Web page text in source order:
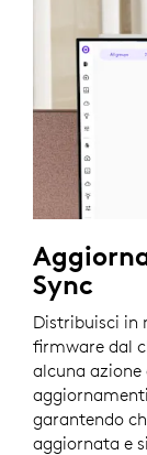
Sync
Distribuisci in
firmware dal
alcuna
garantendo
aggiornata e